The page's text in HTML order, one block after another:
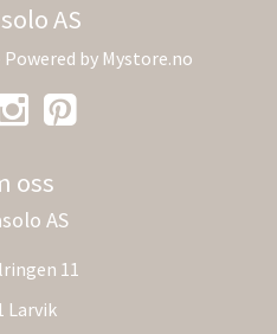
AS
Powered by Mystore.no
oss
AS
11
Larvik